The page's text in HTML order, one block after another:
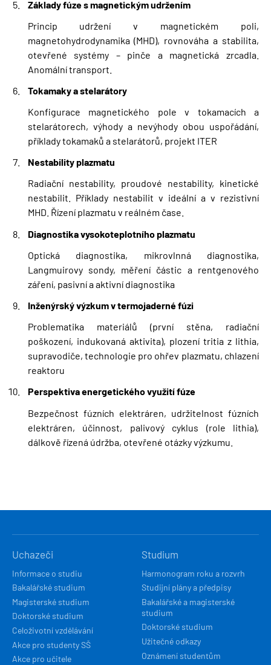
Základy fúze s magnetickým udržením
Princip udržení v magnetickém poli,
magnetohydrodynamika (MHD), rovnováha a stabilita,
otevřené systémy – pinče a magnetická zrcadla
Anomální transport.
Tokamaky a stelarátory
Konfigurace magnetického pole v tokamacích a
stelarátorech, výhody a nevýhody obou uspořádání,
příklady tokamaků a stelarátorů, projekt ITER
Nestability plazmatu
Radiační nestability, proudové nestability, kinetické
nestabilit. Příklady nestabilit v ideální a v rezistivní
MHD. Řízení plazmatu v reálném čase.
Diagnostika vysokoteplotního plazmatu
Optická diagnostika, mikrovlnná diagnostika,
Langmuirovy sondy, měření částic a rentgenového
záření, pasivní a aktivní diagnostika
Inženýrský výzkum v termojaderné fúzi
Problematika materiálů (první stěna, radiační
poškození, indukovaná aktivita), plození tritia z lithia,
supravodiče, technologie pro ohřev plazmatu, chlazení
reaktoru
Perspektiva energetického využití fúze
Bezpečnost fúzních elektráren, udržitelnost fúzních
elektráren, účinnost, palivový cyklus (role lithia),
dálkově řízená údržba, otevřené otázky výzkumu.
NAVIGACE
Uchazeči
Informace o studiu
Bakalářské studium
Magisterské studium
Doktorské studium
Celoživotní vzdělávání
Akce pro studenty SŠ
Akce pro učitele
Studium
Harmonogram roku a rozvrh
Studijní plány a předpisy
Bakalářské a magisterské
studium
Doktorské studium
Užitečné odkazy
Oznámení studentům